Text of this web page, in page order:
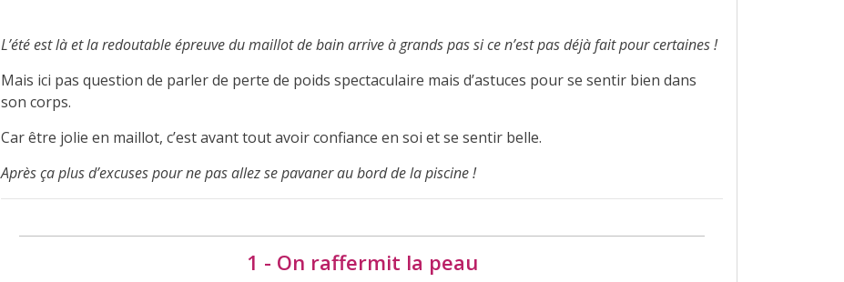
L’été est là et la redoutable épreuve du maillot de bain arrive à grands pas si ce n’est pas déjà fait pour certaines !
Mais ici pas question de parler de perte de poids spectaculaire mais d’astuces pour se sentir bien dans
son corps.
Car être jolie en maillot, c’est avant tout avoir confiance en soi et se sentir belle.
Après ça plus d’excuses pour ne pas allez se pavaner au bord de la piscine !
1 - On raffermit la peau